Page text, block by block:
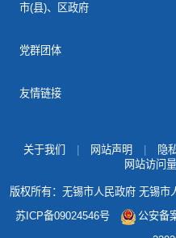
市(县)、区政府
党群团体
友情链接
关于我们 网站声明 隐
网站访问量
版权所有：无锡市人民政府 无锡市
苏ICP备09024546号
公安备